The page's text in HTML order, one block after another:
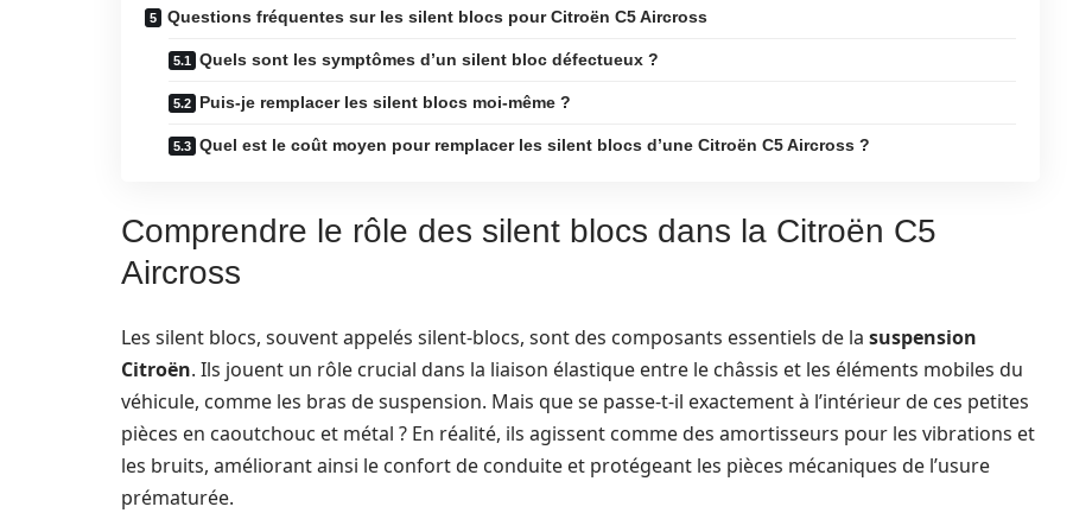
Questions fréquentes sur les silent blocs pour Citroën C5 Aircross
Quels sont les symptômes d’un silent bloc défectueux ?
Puis-je remplacer les silent blocs moi-même ?
Quel est le coût moyen pour remplacer les silent blocs d’une Citroën C5 Aircross ?
Comprendre le rôle des silent blocs dans la Citroën C5
Aircross
Les silent blocs, souvent appelés silent-blocs, sont des composants essentiels de la suspension
Citroën. Ils jouent un rôle crucial dans la liaison élastique entre le châssis et les éléments mobiles du
véhicule, comme les bras de suspension. Mais que se passe-t-il exactement à l’intérieur de ces petites
pièces en caoutchouc et métal ? En réalité, ils agissent comme des amortisseurs pour les vibrations et
les bruits, améliorant ainsi le confort de conduite et protégeant les pièces mécaniques de l’usure
prématurée.